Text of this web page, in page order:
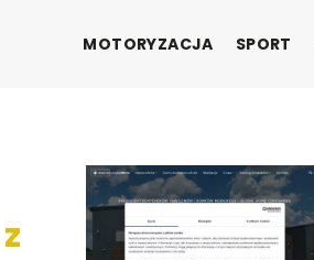
MOTORYZACJA SPORT